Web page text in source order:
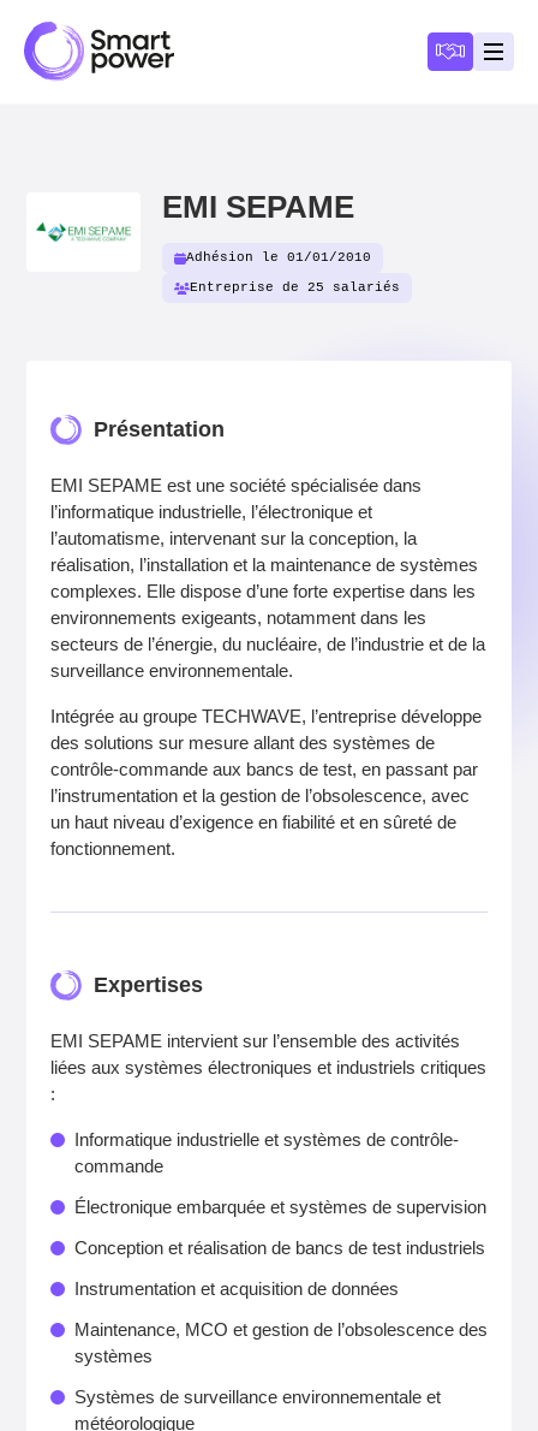
Devenir
EMI SEPAME
Adhésion le 01/01/2010
Entreprise de 25 salariés
Présentation
EMI SEPAME est une société spécialisée dans
l’informatique industrielle, l’électronique et
l’automatisme, intervenant sur la conception, la
réalisation, l’installation et la maintenance de systèmes
complexes. Elle dispose d’une forte expertise dans les
environnements exigeants, notamment dans les
secteurs de l’énergie, du nucléaire, de l’industrie et de la
surveillance environnementale.
Intégrée au groupe TECHWAVE, l’entreprise développe
des solutions sur mesure allant des systèmes de
contrôle-commande aux bancs de test, en passant par
l’instrumentation et la gestion de l’obsolescence, avec
un haut niveau d’exigence en fiabilité et en sûreté de
fonctionnement.
Expertises
EMI SEPAME intervient sur l’ensemble des activités
liées aux systèmes électroniques et industriels critiques
:
Informatique industrielle et systèmes de contrôle-
commande
Électronique embarquée et systèmes de supervision
Conception et réalisation de bancs de test industriels
Instrumentation et acquisition de données
Maintenance, MCO et gestion de l’obsolescence des
systèmes
Systèmes de surveillance environnementale et
météorologique